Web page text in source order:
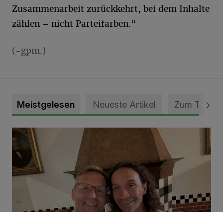
Zusammenarbeit zurückkehrt, bei dem Inhalte
zählen – nicht Parteifarben.“
(-gpm.)
Meistgelesen Neueste Artikel Zum Thema
„Loss dir nix jefalle“ in 7 Tage 1 Song